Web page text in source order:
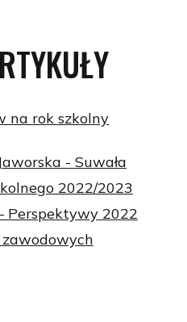
na rok szkolny
- Suwała
2022/2023
Perspektywy 2022